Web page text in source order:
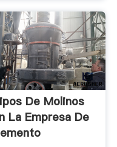
De Molinos
La Empresa De